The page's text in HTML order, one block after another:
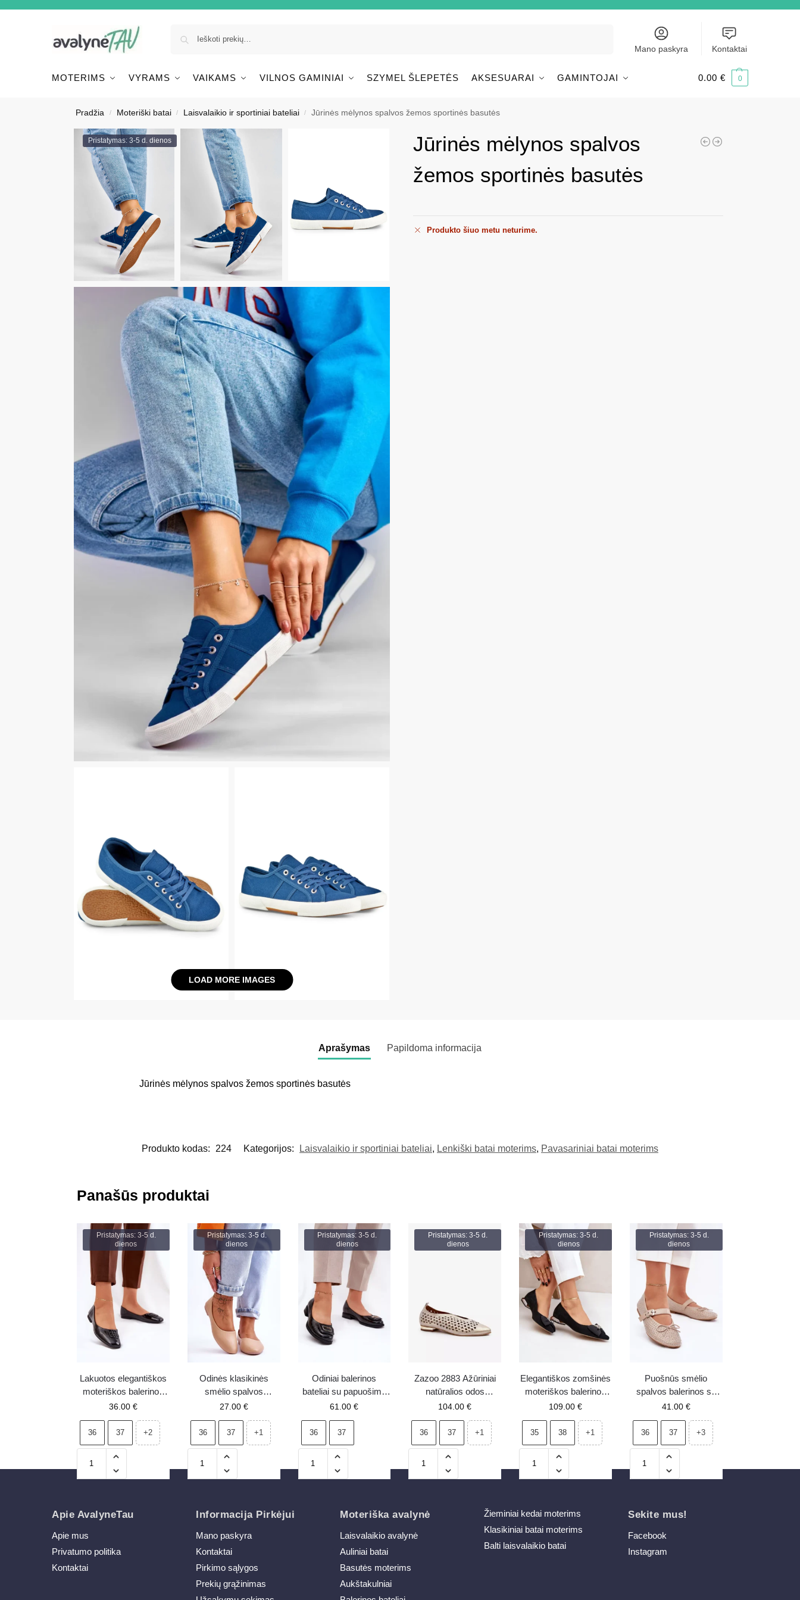
Mano paskyra Kontaktai
MOTERIMS VYRAMS VAIKAMS VILNOS GAMINIAI SZYMEL ŠLEPETĖS AKSESUARAI GAMINTOJAI 0.00 € 0
Pradžia / Moteriški batai / Laisvalaikio ir sportiniai bateliai / Jūrinės mėlynos spalvos žemos sportinės basutės
Pristatymas: 3-5 d. dienos
LOAD MORE IMAGES
Jūrinės mėlynos spalvos
žemos sportinės basutės
Produkto šiuo metu neturime.
Aprašymas Papildoma informacija
Jūrinės mėlynos spalvos žemos sportinės basutės
Produkto kodas: 224 Kategorijos: Laisvalaikio ir sportiniai bateliai, Lenkiški batai moterims, Pavasariniai batai moterims
Panašūs produktai
Pristatymas: 3-5 d.
dienos
Lakuotos elegantiškos
moteriškos balerinos
su dekoratyvia detale
36.00 €
36 37 +2
Pristatymas: 3-5 d.
dienos
Odinės klasikinės
smėlio spalvos
balerinos Stacee
27.00 €
36 37 +1
Pristatymas: 3-5 d.
dienos
Odiniai balerinos
bateliai su papuošimu
S.Barski 36610 juodi
61.00€
36 37
Pristatymas: 3-5 d.
dienos
Zazoo 2883 Ažūriniai
natūralios odos
balerinai auksiniai
104.00€
36 37 +1
Pristatymas: 3-5 d.
dienos
Elegantiškos zomšinės
moteriškos balerinos
su kaspinėliu Laura
109.00€
35 38 +1
Pristatymas: 3-5 d.
dienos
Puošnūs smėlio
spalvos balerinos su
kaspinėliu ir dirželiu
41.00 €
36 37 +3
Apie AvalyneTau
Apie mus
Privatumo politika
Kontaktai
Informacija Pirkėjui
Mano paskyra
Kontaktai
Pirkimo sąlygos
Prekių grąžinimas
Moteriška avalynė
Laisvalaikio avalynė
Auliniai batai
Basutės moterims
Aukštakulniai
Žieminiai kedai moterims
Klasikiniai batai moterims
Balti laisvalaikio batai
Sekite mus!
Facebook
Instagram